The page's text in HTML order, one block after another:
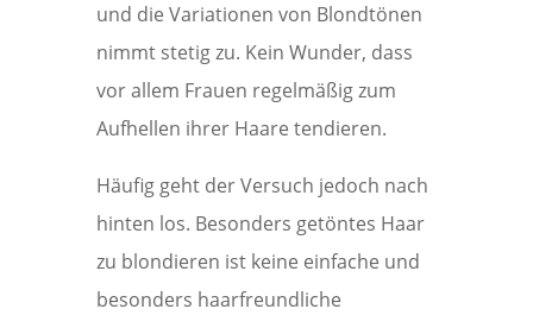
und die Variationen von Blondtönen
nimmt stetig zu. Kein Wunder, dass
vor allem Frauen regelmäßig zum
Aufhellen ihrer Haare tendieren.
Häufig geht der Versuch jedoch nach
hinten los. Besonders getöntes Haar
zu blondieren ist keine einfache und
besonders haarfreundliche